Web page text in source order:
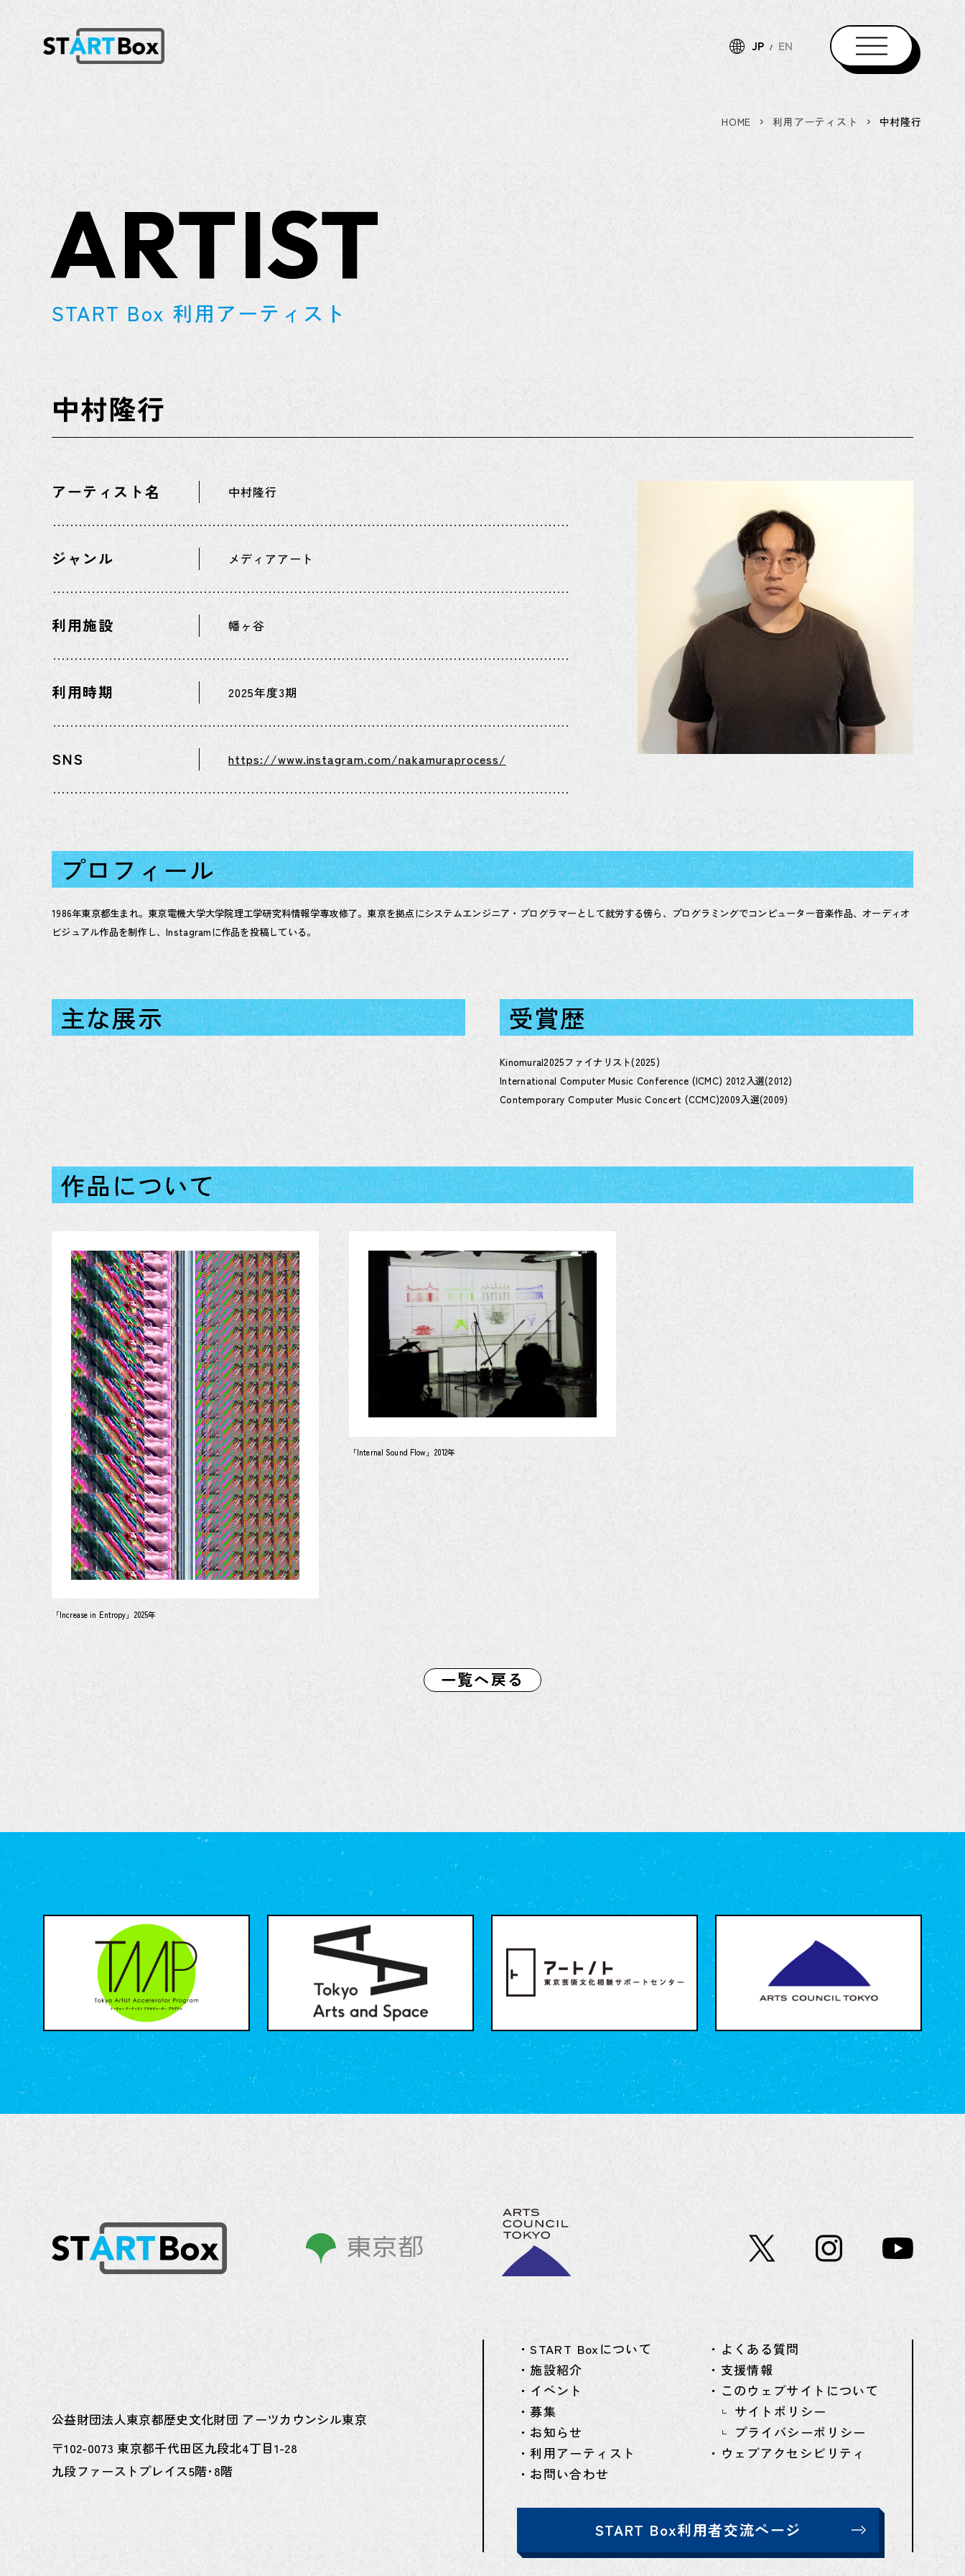
JP EN
HOME 利用アーティスト 中村隆行
ARTIST
START Box 利用アーティスト
中村隆行
アーティスト名 中村隆行
ジャンル メディアアート
利用施設 幡ヶ谷
利用時期 2025年度3期
SNS https://www.instagram.com/nakamuraprocess/
プロフィール
1986年東京都生まれ。東京電機大学大学院理工学研究科情報学専攻修了。東京を拠点にシステムエンジニア・プログラマーとして就労する傍ら、プログラミングでコンピューター音楽作品、オーディオ
ビジュアル作品を制作し、Instagramに作品を投稿している。
主な展示 受賞歴
Kinomural2025ファイナリスト(2025)
International Computer Music Conference (ICMC) 2012入選(2012)
Contemporary Computer Music Concert (CCMC)2009入選(2009)
作品について
「Increase in Entropy」2025年
「Internal Sound Flow」2012年
一覧へ戻る
公益財団法人東京都歴史文化財団 アーツカウンシル東京
〒102-0073 東京都千代田区九段北4丁目1-28
九段ファーストプレイス5階･8階
・START Boxについて
・施設紹介
・イベント
・募集
・お知らせ
・利用アーティスト
・お問い合わせ
・よくある質問
・支援情報
・このウェブサイトについて
サイトポリシー
プライバシーポリシー
・ウェブアクセシビリティ
START Box利用者交流ページ